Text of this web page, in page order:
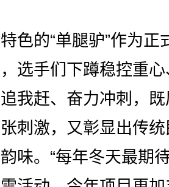
的“单腿驴”作为正
选手们下蹲稳控重
我赶、奋力冲刺，
刺激，又彰显出传
味。“每年冬天最期